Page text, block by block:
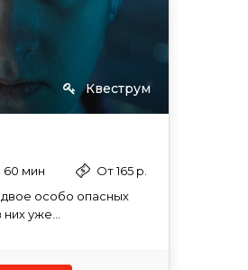
Квеструм
60 мин
От 165 р.
двое особо опасных
уже...